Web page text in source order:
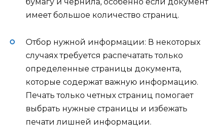
бумагу и чернила, особенно если документ
имеет большое количество страниц.
Отбор нужной информации: В некоторых
случаях требуется распечатать только
определенные страницы документа,
которые содержат важную информацию.
Печать только четных страниц помогает
выбрать нужные страницы и избежать
печати лишней информации.